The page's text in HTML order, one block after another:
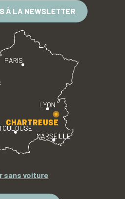
À LA NEWSLETTER
PARIS
LYON
MARSEILLE
CHARTREUSE
sans voiture